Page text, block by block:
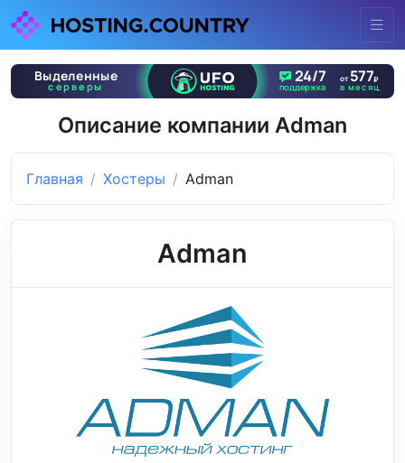
Описание компании Adman
Главная Хостеры Adman
Adman